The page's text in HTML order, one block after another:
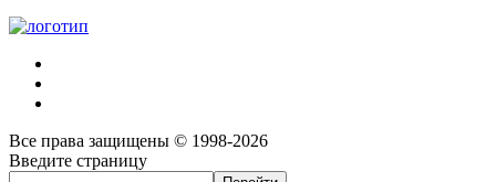
Все права защищены © 1998-2026
Введите страницу